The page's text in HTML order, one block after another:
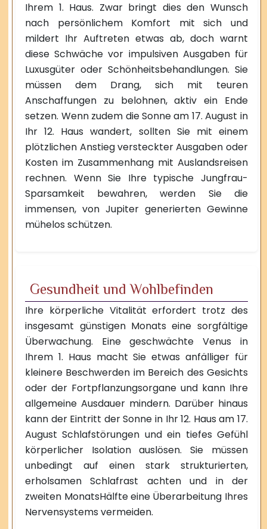
Ihrem 1. Haus. Zwar bringt dies den Wunsch
nach persönlichem Komfort mit sich und
mildert Ihr Auftreten etwas ab, doch warnt
diese Schwäche vor impulsiven Ausgaben für
Luxusgüter oder Schönheitsbehandlungen. Sie
müssen dem Drang, sich mit teuren
Anschaffungen zu belohnen, aktiv ein Ende
setzen. Wenn zudem die Sonne am 17. August in
Ihr 12. Haus wandert, sollten Sie mit einem
plötzlichen Anstieg versteckter Ausgaben oder
Kosten im Zusammenhang mit Auslandsreisen
rechnen. Wenn Sie Ihre typische Jungfrau-
Sparsamkeit bewahren, werden Sie die
immensen, von Jupiter generierten Gewinne
mühelos schützen.
Gesundheit und Wohlbefinden
Ihre körperliche Vitalität erfordert trotz des
insgesamt günstigen Monats eine sorgfältige
Überwachung. Eine geschwächte Venus in
Ihrem 1. Haus macht Sie etwas anfälliger für
kleinere Beschwerden im Bereich des Gesichts
oder der Fortpflanzungsorgane und kann Ihre
allgemeine Ausdauer mindern. Darüber hinaus
kann der Eintritt der Sonne in Ihr 12. Haus am 17.
August Schlafstörungen und ein tiefes Gefühl
körperlicher Isolation auslösen. Sie müssen
unbedingt auf einen stark strukturierten,
erholsamen Schlafrast achten und in der
zweiten MonatsHälfte eine Überarbeitung Ihres
Nervensystems vermeiden.